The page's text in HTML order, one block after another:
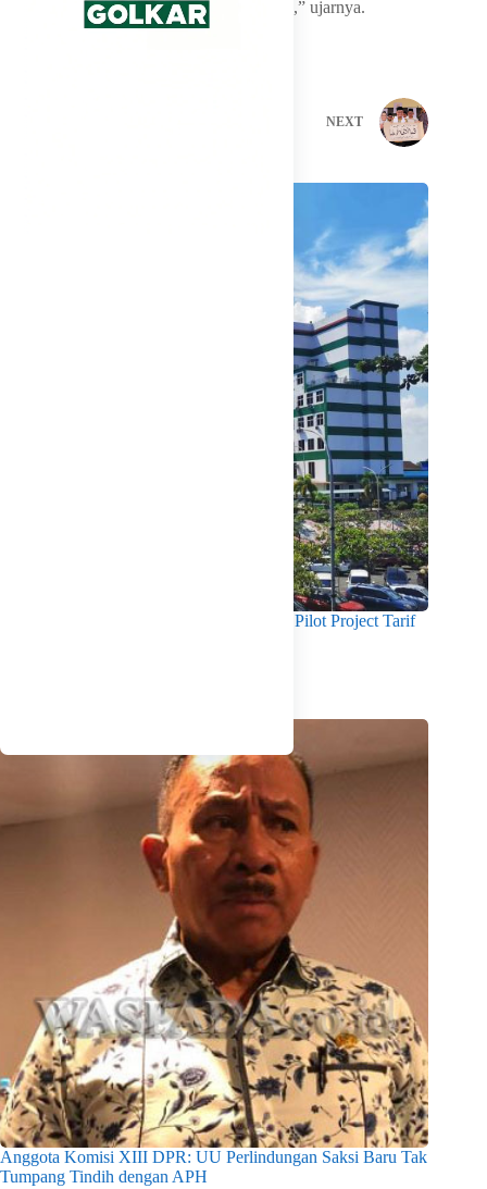
adalah kalori yang medium untuk blending,” ujarnya.
NEXT
Gubernur Ansar Dorong RSUD RAT Jadi Pilot Project Tarif
Anggota Komisi XIII DPR: UU Perlindungan Saksi Baru Tak
Tumpang Tindih dengan APH